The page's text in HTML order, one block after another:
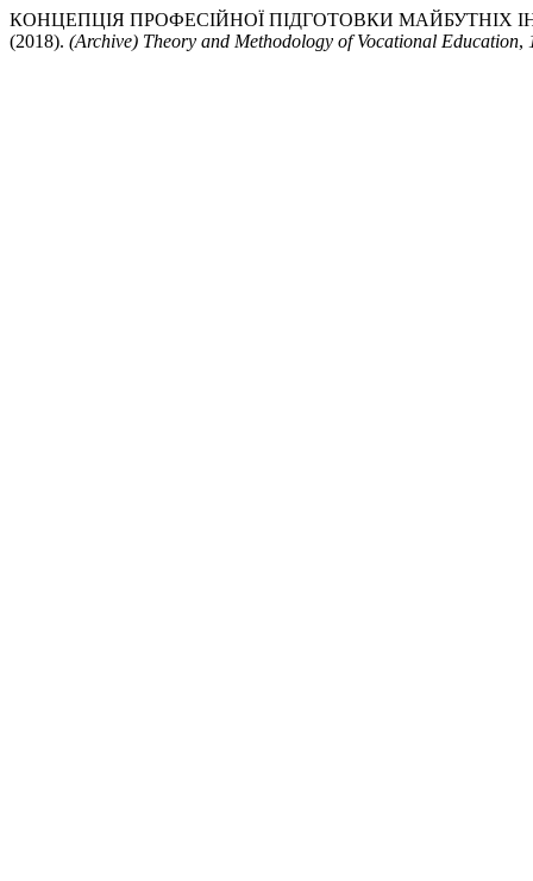
КОНЦЕПЦІЯ ПРОФЕСІЙНОЇ ПІДГОТОВКИ МАЙБУТНІХ
(2018). (Archive) Theory and Methodology of Vocational Education,